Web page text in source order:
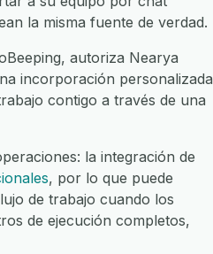
la misma fuente de verdad.
autoriza Nearya
incorporación personalizada
contigo a través de una
la integración de
, por lo que puede
de trabajo cuando los
de ejecución completos,